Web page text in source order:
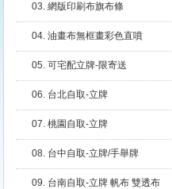
03. 網版印刷布旗布條
04. 油畫布無框畫彩色直噴
05. 可宅配立牌-限寄送
06. 台北自取-立牌
07. 桃園自取-立牌
08. 台中自取-立牌/手舉牌
09. 台南自取-立牌 帆布 雙透布